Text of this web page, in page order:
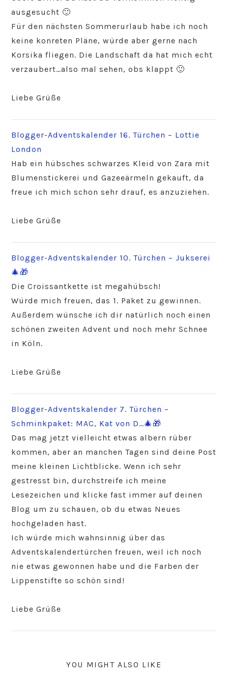
ausgesucht 🙂
Für den nächsten Sommerurlaub habe ich noch
keine konreten Pläne, würde aber gerne nach
Korsika fliegen. Die Landschaft da hat mich echt
verzaubert…also mal sehen, obs klappt 🙂
Liebe Grüße
Blogger-Adventskalender 16. Türchen – Lottie
London
Hab ein hübsches schwarzes Kleid von Zara mit
Blumenstickerei und Gazeeärmeln gekauft, da
freue ich mich schon sehr drauf, es anzuziehen.
Liebe Grüße
Blogger-Adventskalender 10. Türchen – Jukserei
🎄🎁
Die Croissantkette ist megahübsch!
Würde mich freuen, das 1. Paket zu gewinnen.
Außerdem wünsche ich dir natürlich noch einen
schönen zweiten Advent und noch mehr Schnee
in Köln.
Liebe Grüße
Blogger-Adventskalender 7. Türchen –
Schminkpaket: MAC, Kat von D…🎄🎁
Das mag jetzt vielleicht etwas albern rüber
kommen, aber an manchen Tagen sind deine Post
meine kleinen Lichtblicke. Wenn ich sehr
gestresst bin, durchstreife ich meine
Lesezeichen und klicke fast immer auf deinen
Blog um zu schauen, ob du etwas Neues
hochgeladen hast.
Ich würde mich wahnsinnig über das
Adventskalendertürchen freuen, weil ich noch
nie etwas gewonnen habe und die Farben der
Lippenstifte so schön sind!
Liebe Grüße
YOU MIGHT ALSO LIKE